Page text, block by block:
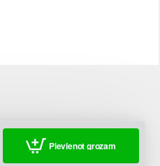
Pievienot grozam